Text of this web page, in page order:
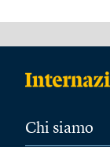
Chi siamo